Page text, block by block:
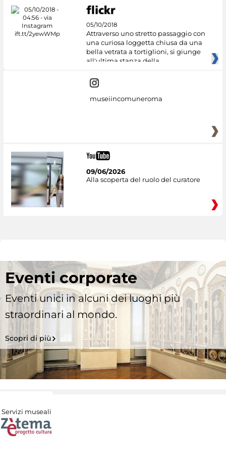
05/10/2018
Attraverso uno stretto passaggio con
una curiosa loggetta chiusa da una
bella vetrata a tortiglioni, si giunge
all'ultima stanza della
museiincomuneroma
09/06/2026
Alla scoperta del ruolo del curatore
Eventi corporate
Eventi unici in alcuni dei luoghi più
straordinari al mondo.
Scopri di più
Servizi museali